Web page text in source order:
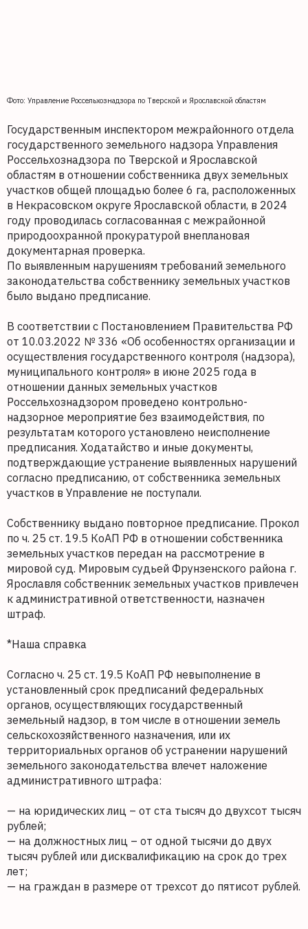
Фото: Управление Россельхознадзора по Тверской и Ярославской областям
Государственным инспектором межрайонного отдела
государственного земельного надзора Управления
Россельхознадзора по Тверской и Ярославской
областям в отношении собственника двух земельных
участков общей площадью более 6 га, расположенных
в Некрасовском округе Ярославской области, в 2024
году проводилась согласованная с межрайонной
природоохранной прокуратурой внеплановая
документарная проверка.
По выявленным нарушениям требований земельного
законодательства собственнику земельных участков
было выдано предписание.
В соответствии с Постановлением Правительства РФ
от 10.03.2022 № 336 «Об особенностях организации и
осуществления государственного контроля (надзора),
муниципального контроля» в июне 2025 года в
отношении данных земельных участков
Россельхознадзором проведено контрольно-
надзорное мероприятие без взаимодействия, по
результатам которого установлено неисполнение
предписания. Ходатайство и иные документы,
подтверждающие устранение выявленных нарушений
согласно предписанию, от собственника земельных
участков в Управление не поступали.
Собственнику выдано повторное предписание. Прокол
по ч. 25 ст. 19.5 КоАП РФ в отношении собственника
земельных участков передан на рассмотрение в
мировой суд. Мировым судьей Фрунзенского района г.
Ярославля собственник земельных участков привлечен
к административной ответственности, назначен
штраф.
*Наша справка
Согласно ч. 25 ст. 19.5 КоАП РФ невыполнение в
установленный срок предписаний федеральных
органов, осуществляющих государственный
земельный надзор, в том числе в отношении земель
сельскохозяйственного назначения, или их
территориальных органов об устранении нарушений
земельного законодательства влечет наложение
административного штрафа:
— на юридических лиц – от ста тысяч до двухсот тысяч
рублей;
— на должностных лиц – от одной тысячи до двух
тысяч рублей или дисквалификацию на срок до трех
лет;
— на граждан в размере от трехсот до пятисот рублей.